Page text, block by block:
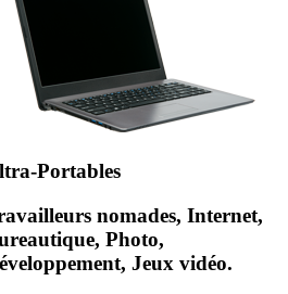
Portables
nomades, Internet,
Photo,
Jeux vidéo.